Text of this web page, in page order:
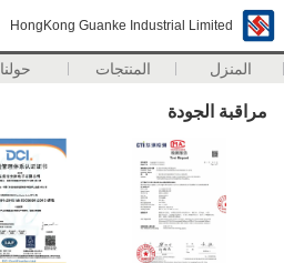
HongKong Guanke Industrial Limited
المنزل المنتجات حولنا
مراقبة الجودة